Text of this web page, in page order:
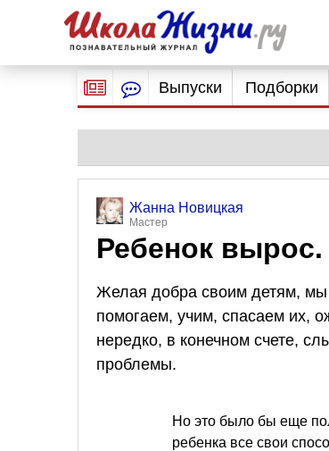
Выпуски Подборки
Жанна Новицкая
Мастер
Ребенок
Желая добра своим детям,
помогаем, учим, спасаем их,
нередко, в конечном счете,
проблемы.
Но это было бы еще
ребенка все свои